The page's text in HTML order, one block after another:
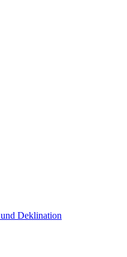
und Deklination